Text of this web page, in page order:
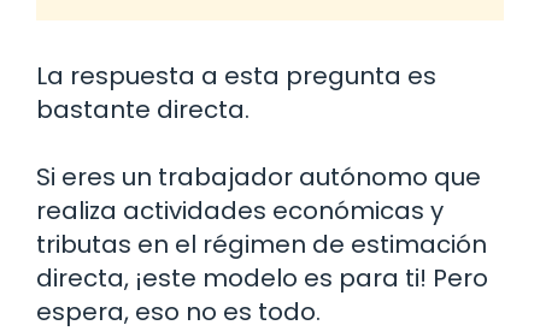
La respuesta a esta pregunta es
bastante directa.
Si eres un trabajador autónomo que
realiza actividades económicas y
tributas en el régimen de estimación
directa, ¡este modelo es para ti! Pero
espera, eso no es todo.